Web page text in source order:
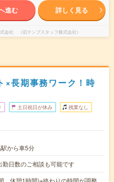
進む 詳しく見る
会社 （旧テンプスタッフ株式会社）
×長期事務ワーク！時
土日祝日が休み 残業なし
から車5分
日数のご相談も可能です
休憩1時間)※終わりの時間が調整